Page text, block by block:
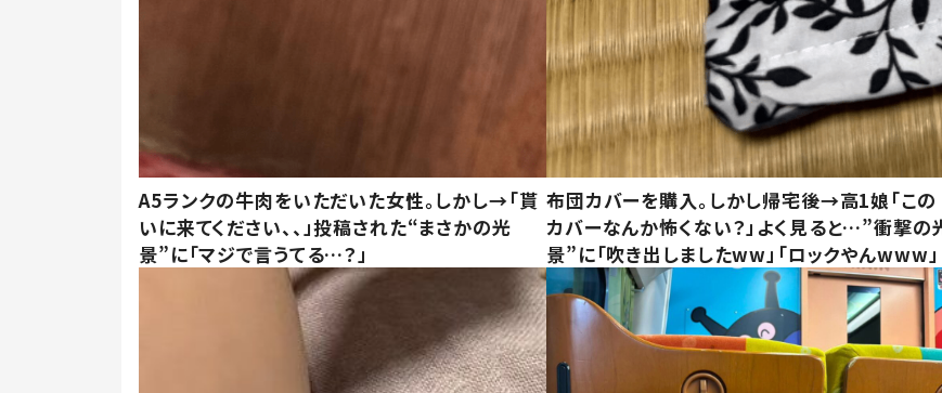
A5ランクの牛肉をいただいた女性。しかし→「貰
いに来てください、、」投稿された“まさかの光
景”に「マジで言うてる…？」
布団カバーを購入。しかし帰宅後→高1娘「この
カバーなんか怖くない？」よく見ると…”衝撃の
景”に「吹き出しましたww」「ロックやんwww」